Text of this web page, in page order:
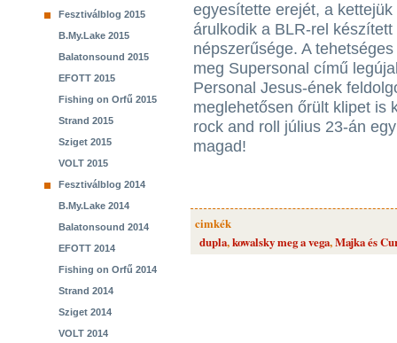
Fesztiválblog 2015
B.My.Lake 2015
Balatonsound 2015
EFOTT 2015
Fishing on Orfű 2015
Strand 2015
Sziget 2015
VOLT 2015
Fesztiválblog 2014
B.My.Lake 2014
Balatonsound 2014
EFOTT 2014
Fishing on Orfű 2014
Strand 2014
Sziget 2014
VOLT 2014
egyesítette erejét, a
árulkodik a BLR-rel
népszerűsége. A
meg Supersonal című
Personal Jesus-ének
meglehetősen őrült klipet is
rock and roll július 23-án
magad!
cimkék
dupla,kowalsky meg a vega,Majka és